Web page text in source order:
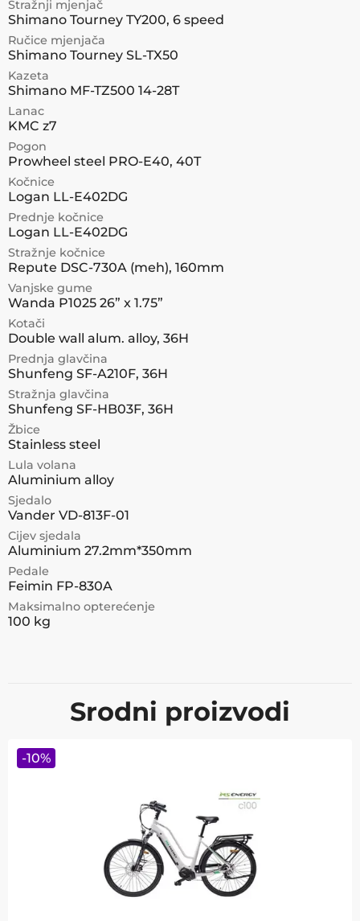
Stražnji mjenjač
Shimano Tourney TY200, 6 speed
Ručice mjenjača
Shimano Tourney SL-TX50
Kazeta
Shimano MF-TZ500 14-28T
Lanac
KMC z7
Pogon
Prowheel steel PRO-E40, 40T
Kočnice
Logan LL-E402DG
Prednje kočnice
Logan LL-E402DG
Stražnje kočnice
Repute DSC-730A (meh), 160mm
Vanjske gume
Wanda P1025 26” x 1.75”
Kotači
Double wall alum. alloy, 36H
Prednja glavčina
Shunfeng SF-A210F, 36H
Stražnja glavčina
Shunfeng SF-HB03F, 36H
Žbice
Stainless steel
Lula volana
Aluminium alloy
Sjedalo
Vander VD-813F-01
Cijev sjedala
Aluminium 27.2mm*350mm
Pedale
Feimin FP-830A
Maksimalno opterećenje
100 kg
Srodni proizvodi
-10%